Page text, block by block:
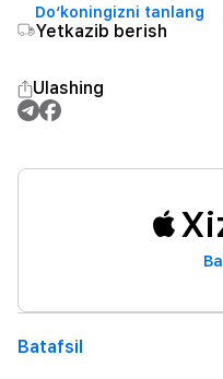
Do‘koningizni tanlang
Yetkazib berish
Ulashing
Batafsil